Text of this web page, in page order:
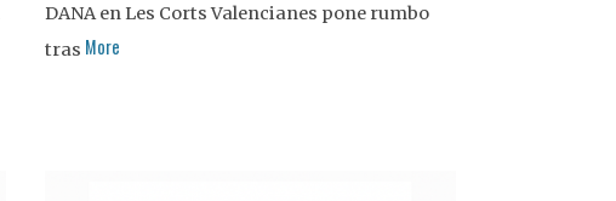
DANA en Les Corts Valencianes pone rumbo
tras More